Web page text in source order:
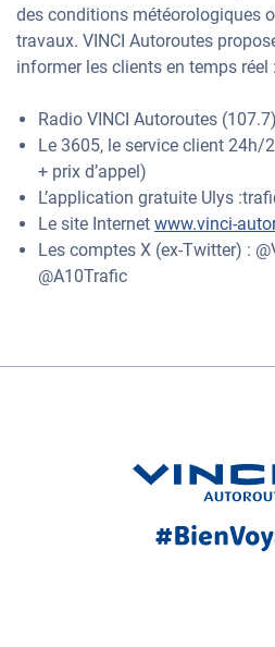
des conditions météorologiques
travaux. VINCI Autoroutes
informer les clients en temps réel :
Radio VINCI Autoroutes
Le 3605, le service client
+ prix d’appel)
L’application gratuite Ulys
Le site Internet www.vinci-
Les comptes X (ex-Twitter) :
@A10Trafic